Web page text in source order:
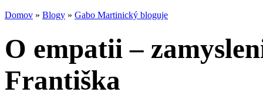
Domov » Blogy » Gabo Martinický bloguje
O empatii –
Františka